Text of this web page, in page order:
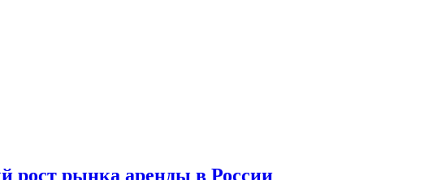
рост рынка аренды в России